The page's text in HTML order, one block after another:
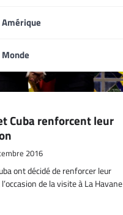
Amérique
Monde
Cuba renforcent leur
2016
ont décidé de renforcer leur
de la visite à La Havane